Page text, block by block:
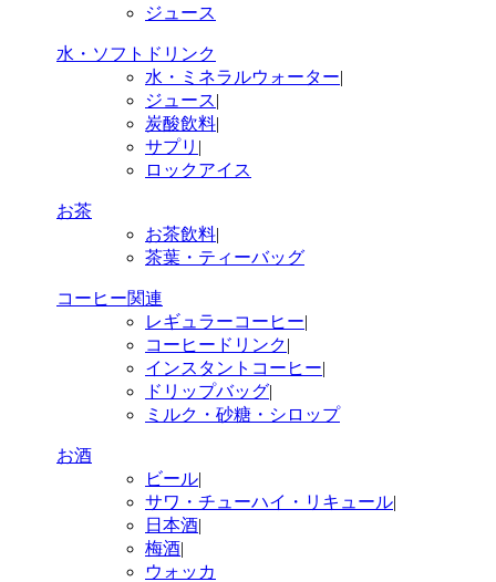
ジュース
水・ソフトドリンク
水・ミネラルウォーター|
ジュース|
炭酸飲料|
サプリ |
ロックアイス
お茶
お茶飲料|
茶葉・ティーバッグ
コーヒー関連
レギュラーコーヒー|
コーヒードリンク|
インスタントコーヒー|
ドリップバッグ|
ミルク・砂糖・シロップ
お酒
ビール|
サワ・チューハイ・リキュール|
日本酒|
梅酒|
ウォッカ